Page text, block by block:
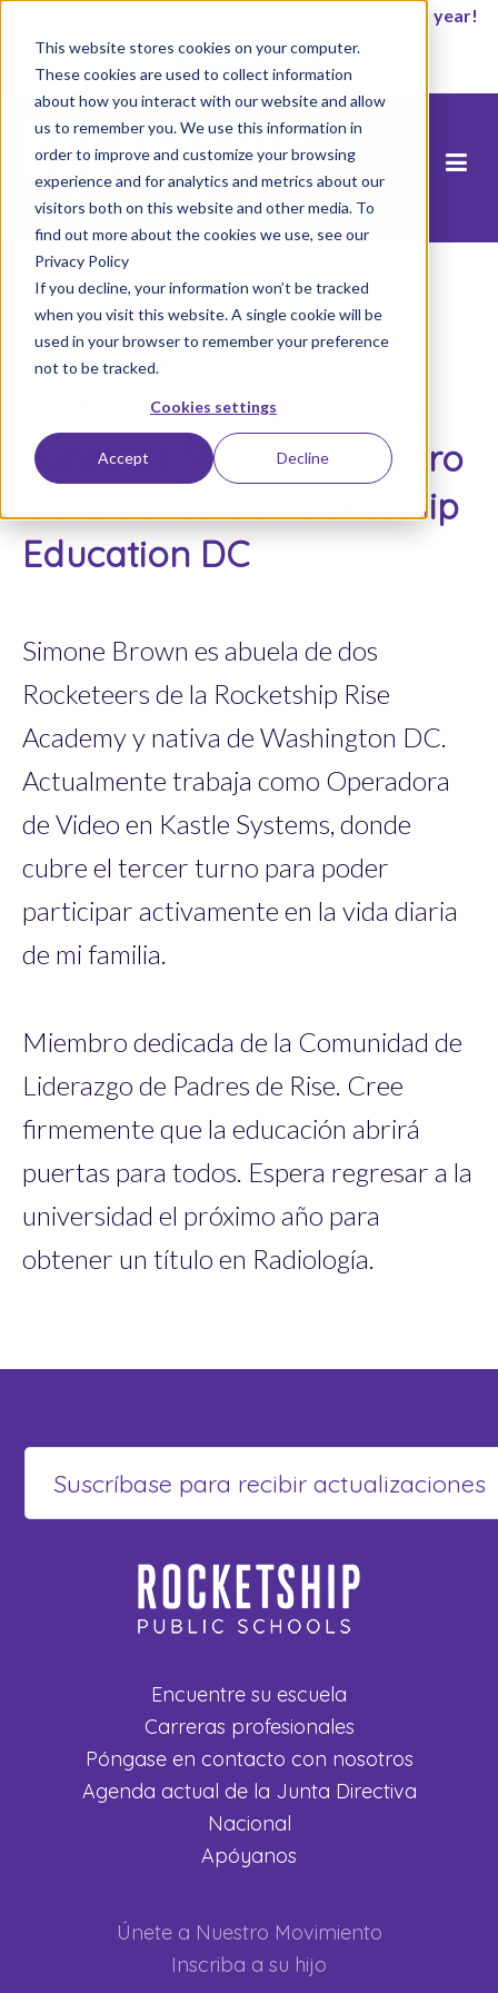
This website stores cookies on your computer.
These cookies are used to collect information
about how you interact with our website and allow
us to remember you. We use this information in
order to improve and customize your browsing
experience and for analytics and metrics about our
visitors both on this website and other media. To
find out more about the cookies we use, see our
Privacy Policy
If you decline, your information won’t be tracked
when you visit this website. A single cookie will be
used in your browser to remember your preference
not to be tracked.
Cookies settings
Accept Decline
It’s not too late to enroll for the 2026-2027 school year!
Empezar ahora
Inicio/Personal
Simone Brown, Kastle
Systems, Miembro de la
Junta de Padres, Miembro
de la Junta de Rocketship
Education DC
Simone Brown es abuela de dos
Rocketeers de la Rocketship Rise
Academy y nativa de Washington DC.
Actualmente trabaja como Operadora
de Video en Kastle Systems, donde
cubre el tercer turno para poder
participar activamente en la vida diaria
de mi familia.
Miembro dedicada de la Comunidad de
Liderazgo de Padres de Rise. Cree
firmemente que la educación abrirá
puertas para todos. Espera regresar a la
universidad el próximo año para
obtener un título en Radiología.
Encuentre su escuela
Carreras profesionales
Póngase en contacto con nosotros
Agenda actual de la Junta Directiva
Nacional
Apóyanos
Únete a Nuestro Movimiento
Inscriba a su hijo